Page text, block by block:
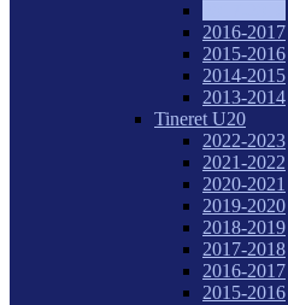
2016-2017
2015-2016
2014-2015
2013-2014
Tineret U20
2022-2023
2021-2022
2020-2021
2019-2020
2018-2019
2017-2018
2016-2017
2015-2016